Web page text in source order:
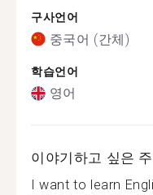
구사언어
중국어 (간체)
학습언어
영어
이야기하고 싶은
I want to learn